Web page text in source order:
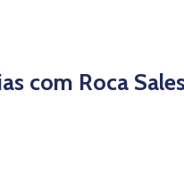
com Roca